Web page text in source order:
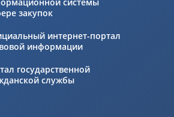
закупок
интернет-портал
информации
государственной
службы